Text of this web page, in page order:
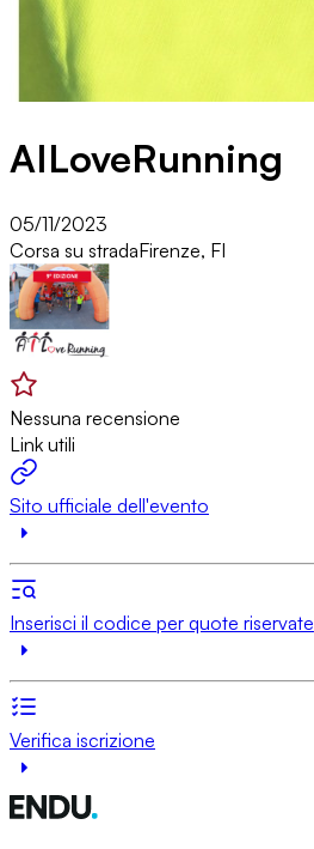
AILoveRunning
05/11/2023
Corsa su stradaFirenze, FI
Nessuna recensione
Link utili
Sito ufficiale dell'evento
Inserisci il codice per quote riservate
Verifica iscrizione